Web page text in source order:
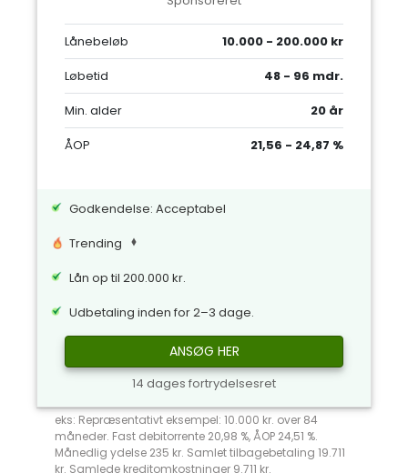
Lånebeløb
10.000 - 200.000 kr
Løbetid
48 - 96 mdr.
Min. alder
20 år
ÅOP
21,56 - 24,87 %
Godkendelse: Acceptabel
Trending
Lån op til 200.000 kr.
Udbetaling inden for 2–3 dage.
ANSØG HER
14 dages fortrydelsesret
eks: Repræsentativt eksempel: 10.000 kr. over 84
måneder. Fast debitorrente 20,98 %, ÅOP 24,51 %.
Månedlig ydelse 235 kr. Samlet tilbagebetaling 19.711
kr. Samlede kreditomkostninger 9.711 kr.